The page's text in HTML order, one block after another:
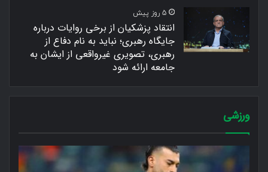
5 روز پیش
انتقاد پزشکیان از برخی روایات‌ درباره
جایگاه رهبری؛ نباید به نام دفاع از
رهبری، تصویری غیرواقعی از ایشان به
جامعه ارائه شود
ورزشی